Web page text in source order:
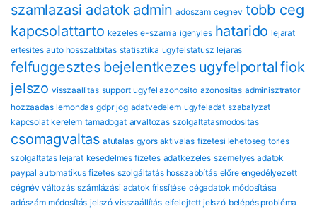
szamlazasi adatok admin adoszam cegnev tobb ceg
kapcsolattarto kezeles e-szamla igenyles hatarido lejarat
ertesites auto hosszabbitas statisztika ugyfelstatusz lejaras
felfuggesztes bejelentkezes ugyfelportalfiok
jelszo visszaallitas support ugyfel azonosito azonositas adminisztrator
hozzaadas lemondas gdpr jog adatvedelem ugyfeladat szabalyzat
kapcsolat kerelem tamadogat arvaltozas szolgaltatasmodositas
csomagvaltas atutalas gyors aktivalas fizetesi lehetoseg torles
szolgaltatas lejarat kesedelmes fizetes adatkezeles szemelyes adatok
paypal automatikus fizetes szolgáltatás hosszabbítás előre engedélyezett
cégnév változás számlázási adatok frissítése cégadatok módosítása
adószám módosítás jelszó visszaállítás elfelejtett jelszó belépés probléma